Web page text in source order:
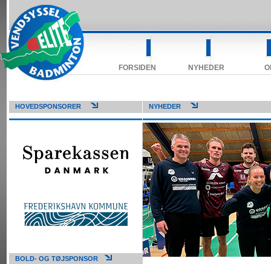
FORSIDEN NYHEDER
HOVEDSPONSORER NYHEDER
BOLD- OG TØJSPONSOR